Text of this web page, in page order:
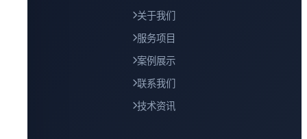
关于我们
服务项目
案例展示
联系我们
技术资讯